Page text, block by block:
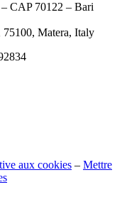
CAP 70122 – Bari
75100, Matera, Italy
aux cookies – Mettre